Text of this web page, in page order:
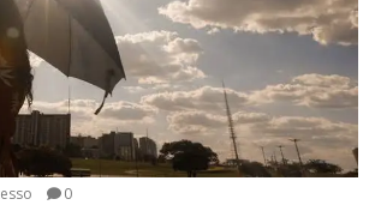
0